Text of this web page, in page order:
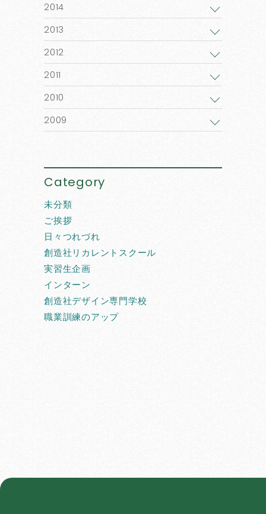
2014
2013
2012
2011
2010
2009
Category
未分類
ご挨拶
日々つれづれ
創造社リカレントスクール
実習生企画
インターン
創造社デザイン専門学校
職業訓練のアップ